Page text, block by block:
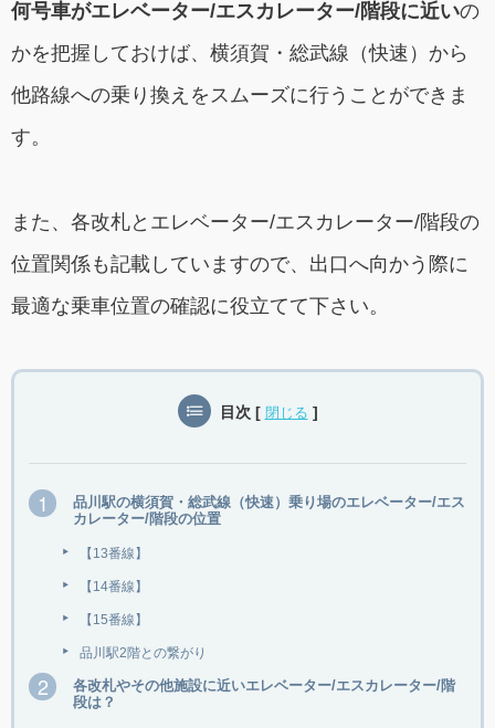
何号車がエレベーター/エスカレーター/階段に近いの
かを把握しておけば、横須賀・総武線（快速）から
他路線への乗り換えをスムーズに行うことができま
す。
また、各改札とエレベーター/エスカレーター/階段の
位置関係も記載していますので、出口へ向かう際に
最適な乗車位置の確認に役立てて下さい。
目次 [ 閉じる ]
品川駅の横須賀・総武線（快速）乗り場のエレベーター/エス
カレーター/階段の位置
【13番線】
【14番線】
【15番線】
品川駅2階との繋がり
各改札やその他施設に近いエレベーター/エスカレーター/階
段は？